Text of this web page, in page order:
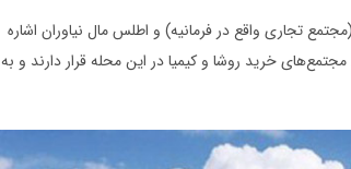
تجاری واقع در فرمانیه) و اطلس مال نیاوران اشاره
خرید روشا و کیمیا در این محله قرار دارند و به